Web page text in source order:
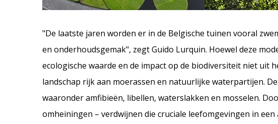
"De laatste jaren worden er in de Belgische tuinen vooral
en onderhoudsgemak", zegt Guido Lurquin. Hoewel deze
ecologische waarde en de impact op de biodiversiteit niet uit
landschap rijk aan moerassen en natuurlijke waterpartijen.
waaronder amfibieën, libellen, waterslakken en mosselen.
omheiningen – verdwijnen die cruciale leefomgevingen in